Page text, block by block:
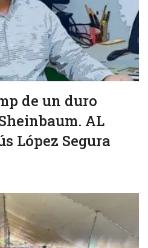
de un duro
AL
López Segura